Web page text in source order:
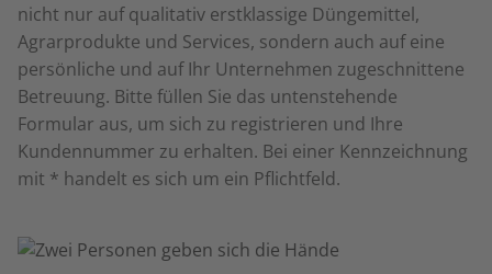
nicht nur auf qualitativ erstklassige Düngemittel,
Agrarprodukte und Services, sondern auch auf eine
persönliche und auf Ihr Unternehmen zugeschnittene
Betreuung. Bitte füllen Sie das untenstehende
Formular aus, um sich zu registrieren und Ihre
Kundennummer zu erhalten. Bei einer Kennzeichnung
mit * handelt es sich um ein Pflichtfeld.